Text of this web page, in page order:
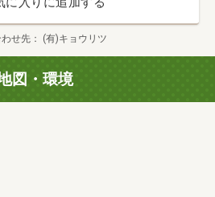
～)
ツにすべてお任せください♪
！
せ先 (有)キョウリツ
図・環境